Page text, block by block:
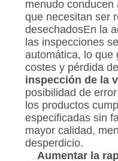
menudo
que necesitan ser
desechadosEn la
las inspecciones
automática, lo que
costes y pérdida
inspección de la
posibilidad de
los productos
especificadas sin
mayor calidad,
desperdicio.
Aumentar la